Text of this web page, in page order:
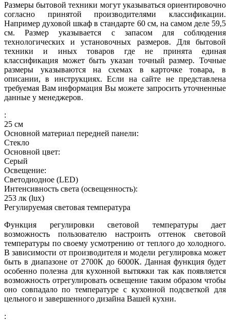
Размеры бытовой техники могут указываться ориентировочно
согласно принятой производителями классификации.
Например духовой шкаф в стандарте 60 см, на самом деле 59,5
см. Размер указывается с запасом для соблюдения
технологических и установочных размеров. Для бытовой
техники и иных товаров где не принята единая
классификация может быть указан точный размер. Точные
размеры указываются на схемах в карточке товара, в
описании, в инструкциях. Если на сайте не представлена
требуемая Вам информация Вы можете запросить уточненные
данные у менеджеров.
:
25 см
Основной материал передней панели:
Стекло
Основной цвет:
Серый
Освещение:
Светодиодное (LED)
Интенсивность света (освещенность):
253 лк (lux)
Регулируемая световая температура
Функция регулировки световой температуры дает
возможность пользователю настроить оттенок световой
температуры по своему усмотрению от теплого до холодного.
В зависимости от производителя и модели регулировка может
быть в диапазоне от 2700К до 6000К. Данная функция будет
особенно полезна для кухонной вытяжки так как появляется
возможность отрегулировать освещение таким образом чтобы
оно совпадало по температуре с кухонной подсветкой для
цельного и завершенного дизайна Вашей кухни.
: